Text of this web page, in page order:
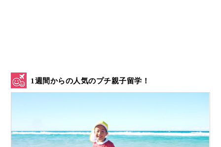
1週間からの人気のプチ親子留学！